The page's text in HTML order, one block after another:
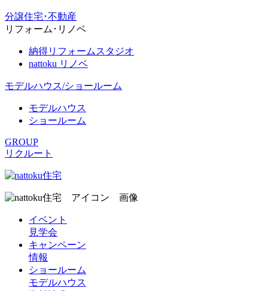
分譲住宅･不動産
リフォーム･リノベ
納得リフォームスタジオ
nattoku リノベ
モデルハウス/ショールーム
モデルハウス
ショールーム
GROUP
リクルート
イベント
見学会
キャンペーン
情報
ショールーム
モデルハウス